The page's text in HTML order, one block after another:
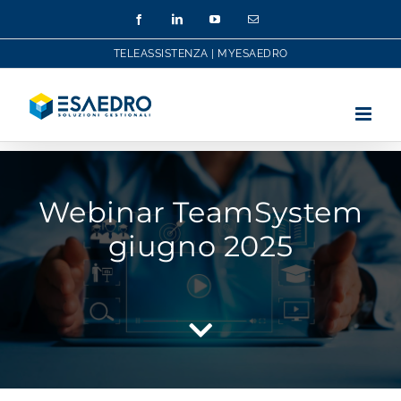
FacebookLinkedInYouTubeEmail
TELEASSISTENZA MYESAEDRO
Webinar TeamSystem
giugno 2025